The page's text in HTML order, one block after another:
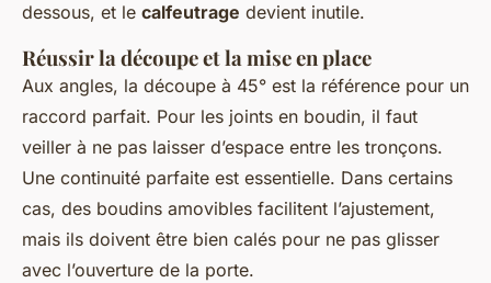
dessous, et le calfeutrage devient inutile.
Réussir la découpe et la mise en place
Aux angles, la découpe à 45° est la référence pour un
raccord parfait. Pour les joints en boudin, il faut
veiller à ne pas laisser d’espace entre les tronçons.
Une continuité parfaite est essentielle. Dans certains
cas, des boudins amovibles facilitent l’ajustement,
mais ils doivent être bien calés pour ne pas glisser
avec l’ouverture de la porte.